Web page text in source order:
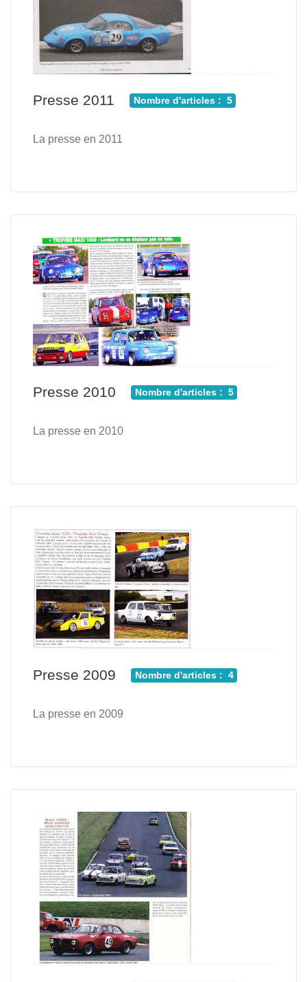
Presse 2011 Nombre d'articles : 5
La presse en 2011
Presse 2010 Nombre d'articles : 5
La presse en 2010
Presse 2009 Nombre d'articles : 4
La presse en 2009